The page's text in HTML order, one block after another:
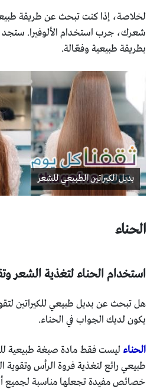
لخلاصة، إذا كنت تبحث عن طريقة
شعرك، جرب استخدام الألوفيرا.
بطريقة طبيعية وفعّالة.
بديل الكيراتين الطبيعي للشعر
الحناء
استخدام الحناء لتغذية الشعر
هل تبحث عن بديل طبيعي للكيراتين
يكون لديك الجواب في الحناء.
الحناءليست فقط مادة صبغة طبيعية
طبيعي رائع لتغذية فروة الرأس
خصائص مفيدة تجعلها مناسبة لجميع